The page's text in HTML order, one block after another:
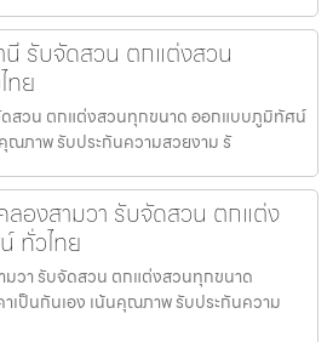
รับจัดสวน ตกแต่งสวน
ทย
ดสวน ตกแต่งสวนทุกขนาด ออกแบบภูมิทัศน์
ณภาพ รับประกันความสวยงาม รั
องสามวา รับจัดสวน ตกแต่ง
ทั่วไทย
วา รับจัดสวน ตกแต่งสวนทุกขนาด
เป็นกันเอง เน้นคุณภาพ รับประกันความ